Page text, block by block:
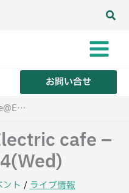
お問い合せ
T party Live@Electric cafe – 2024.7.24(Wed)
cafe –
ント /ライブ情報